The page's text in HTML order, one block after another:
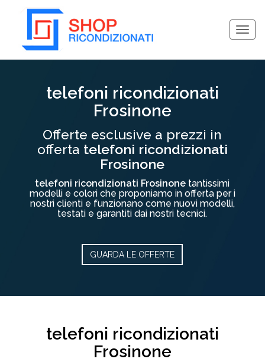
telefoni ricondizionati
Frosinone
Offerte esclusive a prezzi in
offerta telefoni ricondizionati
Frosinone
telefoni ricondizionati Frosinone tantissimi
modelli e colori che proponiamo in offerta per i
nostri clienti e funzionano come nuovi modelli,
testati e garantiti dai nostri tecnici.
GUARDA LE OFFERTE
telefoni ricondizionati
Frosinone